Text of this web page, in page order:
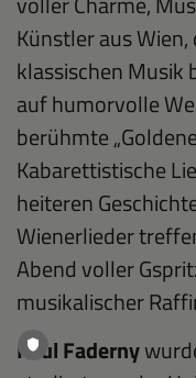
Künstler aus
klassischen Musik
auf humorvolle
berühmte
Kabarettistische
heiteren
Wienerlieder
Abend voller
musikalischer
Paul Faderny